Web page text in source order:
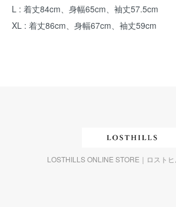
L : 着丈84cm、身幅65cm、袖丈57.5cm
XL : 着丈86cm、身幅67cm、袖丈59cm
LOSTHILLS ONLINE STORE｜ロスト